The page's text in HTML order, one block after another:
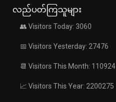
လည်ပတ်ကြသူများ
👥 Visitors Today: 3060
📅 Visitors Yesterday: 27476
📆 Visitors This Month: 110924
📈 Visitors This Year: 2200275